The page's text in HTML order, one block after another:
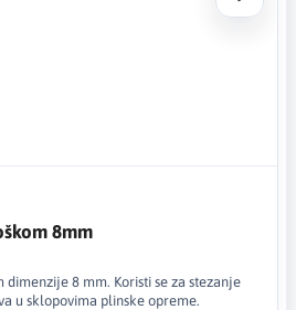
8mm
dimenzije 8 mm. Koristi se za stezanje
u sklopovima plinske opreme.